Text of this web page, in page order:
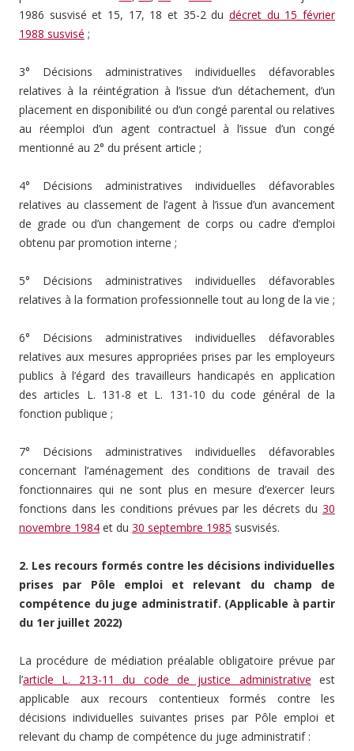
1986 susvisé et 15, 17, 18 et 35-2 du décret du 15 février
1988 susvisé ;
3° Décisions administratives individuelles défavorables
relatives à la réintégration à l’issue d’un détachement, d’un
placement en disponibilité ou d’un congé parental ou relatives
au réemploi d’un agent contractuel à l’issue d’un congé
mentionné au 2° du présent article ;
4° Décisions administratives individuelles défavorables
relatives au classement de l’agent à l’issue d’un avancement
de grade ou d’un changement de corps ou cadre d’emploi
obtenu par promotion interne ;
5° Décisions administratives individuelles défavorables
relatives à la formation professionnelle tout au long de la vie ;
6° Décisions administratives individuelles défavorables
relatives aux mesures appropriées prises par les employeurs
publics à l’égard des travailleurs handicapés en application
des articles L. 131-8 et L. 131-10 du code général de la
fonction publique ;
7° Décisions administratives individuelles défavorables
concernant l’aménagement des conditions de travail des
fonctionnaires qui ne sont plus en mesure d’exercer leurs
fonctions dans les conditions prévues par les décrets du 30
novembre 1984 et du 30 septembre 1985 susvisés.
2. Les recours formés contre les décisions individuelles
prises par Pôle emploi et relevant du champ de
compétence du juge administratif. (Applicable à partir
du 1er juillet 2022)
La procédure de médiation préalable obligatoire prévue par
l’article L. 213-11 du code de justice administrative est
applicable aux recours contentieux formés contre les
décisions individuelles suivantes prises par Pôle emploi et
relevant du champ de compétence du juge administratif :